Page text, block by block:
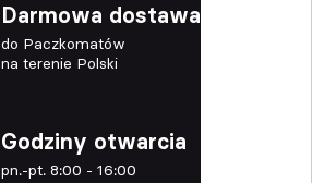
Darmowa dostawa
do Paczkomatów
na terenie Polski
Godziny otwarcia
pn.-pt. 8:00 - 16:00